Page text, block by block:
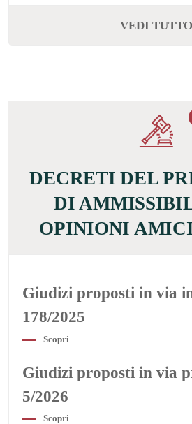
VEDI TUTTO
DECRETI DEL
DI
OPINIONI
Giudizi proposti in via
178/2025
Scopri
Giudizi proposti in via
5/2026
Scopri